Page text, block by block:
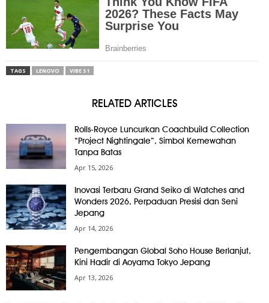
TAGS LENOVO VIBE S1
RELATED ARTICLES
Rolls-Royce Luncurkan Coachbuild Collection
“Project Nightingale”, Simbol Kemewahan
Tanpa Batas
Apr 15, 2026
Inovasi Terbaru Grand Seiko di Watches and
Wonders 2026, Perpaduan Presisi dan Seni
Jepang
Apr 14, 2026
Pengembangan Global Soho House Berlanjut,
Kini Hadir di Aoyama Tokyo Jepang
Apr 13, 2026